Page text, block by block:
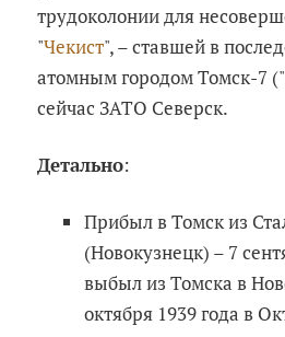
трудоколонии для
"Чекист", – ставшей в
атомным городом Томск-7
сейчас ЗАТО Северск.
Детально:
Прибыл в Томск из
(Новокузнецк) – 7
выбыл из Томска в
октября 1939 года в